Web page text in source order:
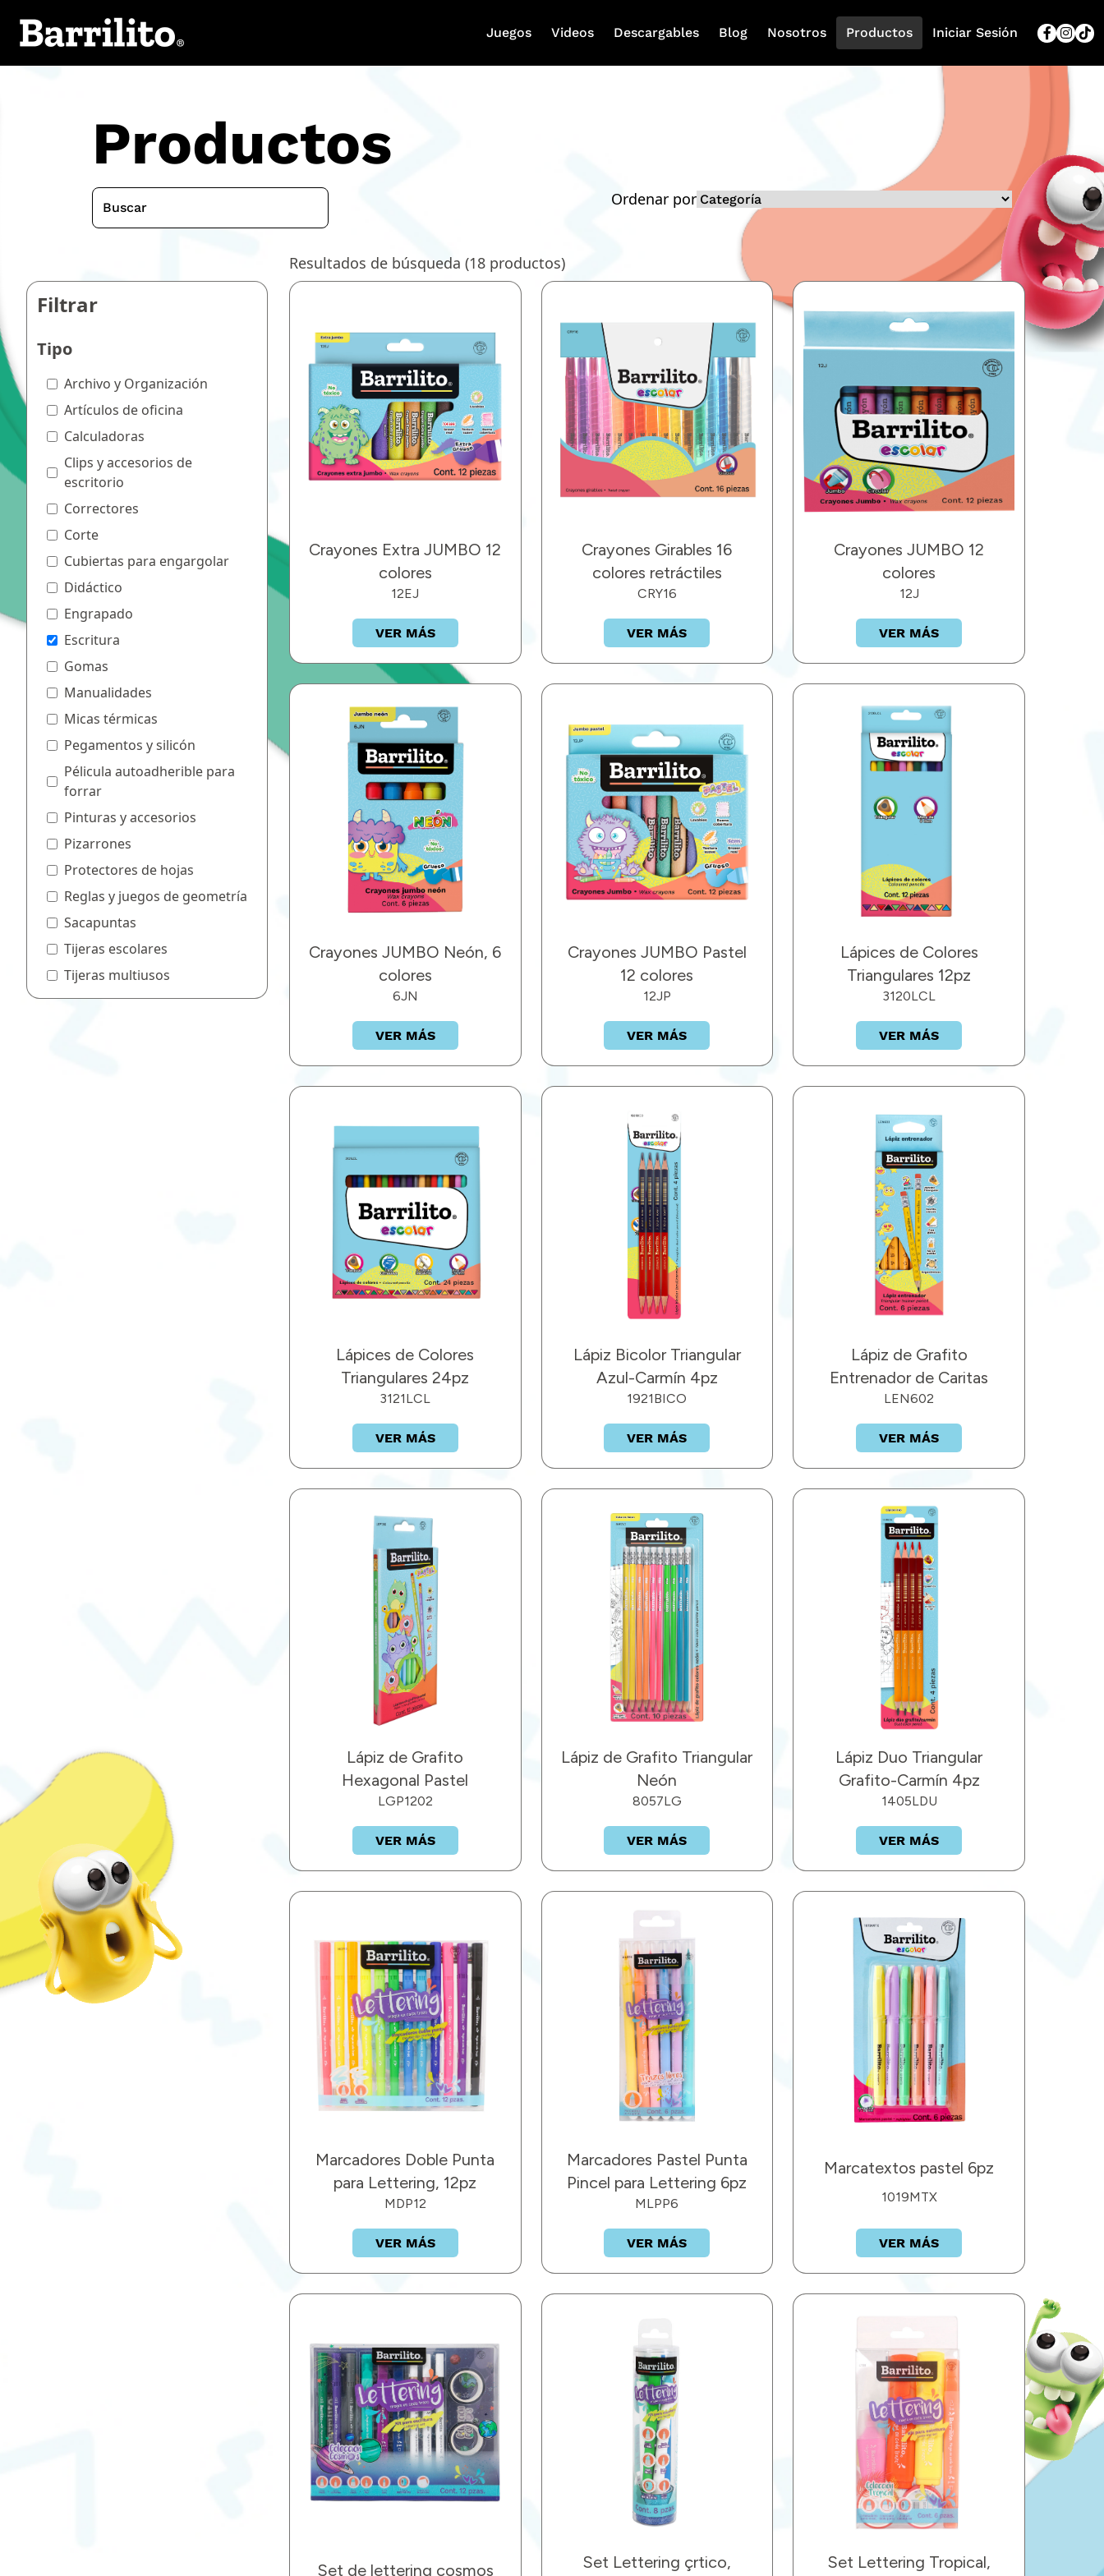
Juegos Videos Descargables Blog Nosotros Productos Iniciar Sesión
Productos
Ordenar por
Filtrar
Tipo
Archivo y Organización
Artículos de oficina
Calculadoras
Clips y accesorios de
escritorio
Correctores
Corte
Cubiertas para engargolar
Didáctico
Engrapado
Escritura
Gomas
Manualidades
Micas térmicas
Pegamentos y silicón
Pélicula autoadherible para
forrar
Pinturas y accesorios
Pizarrones
Protectores de hojas
Reglas y juegos de geometría
Sacapuntas
Tijeras escolares
Tijeras multiusos
Resultados de búsqueda (18 productos)
Crayones Extra JUMBO 12
colores
12EJ
VER MÁS
Crayones Girables 16
colores retráctiles
CRY16
VER MÁS
Crayones JUMBO 12
colores
12J
VER MÁS
Crayones JUMBO Neón, 6
colores
6JN
VER MÁS
Crayones JUMBO Pastel
12 colores
12JP
VER MÁS
Lápices de Colores
Triangulares 12pz
3120LCL
VER MÁS
Lápices de Colores
Triangulares 24pz
3121LCL
VER MÁS
Lápiz Bicolor Triangular
Azul-Carmín 4pz
1921BICO
VER MÁS
Lápiz de Grafito
Entrenador de Caritas
LEN602
VER MÁS
Lápiz de Grafito
Hexagonal Pastel
LGP1202
VER MÁS
Lápiz de Grafito Triangular
Neón
8057LG
VER MÁS
Lápiz Duo Triangular
Grafito-Carmín 4pz
1405LDU
VER MÁS
Marcadores Doble Punta
para Lettering, 12pz
MDP12
VER MÁS
Marcadores Pastel Punta
Pincel para Lettering 6pz
MLPP6
VER MÁS
Marcatextos pastel 6pz
1019MTX
VER MÁS
Set de lettering cosmos
Set Lettering çrtico,
Set Lettering Tropical,